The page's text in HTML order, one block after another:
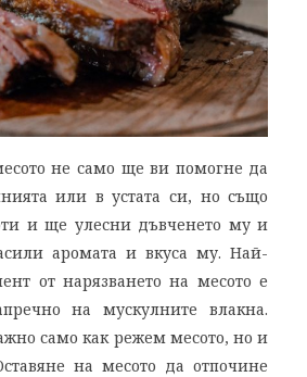
не само ще ви помогне да
или в устата си, но също
и ще улесни дъвченето му и
аромата и вкуса му. Най-
от нарязването на месото е
на мускулните влакна.
само как режем месото, но и
на месото да отпочине